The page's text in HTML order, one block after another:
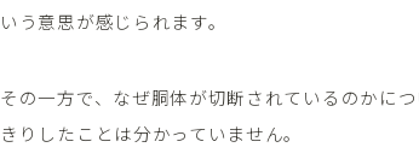
いう意思が感じられます。
その一方で、なぜ胴体が切断されているのかに
きりしたことは分かっていません。